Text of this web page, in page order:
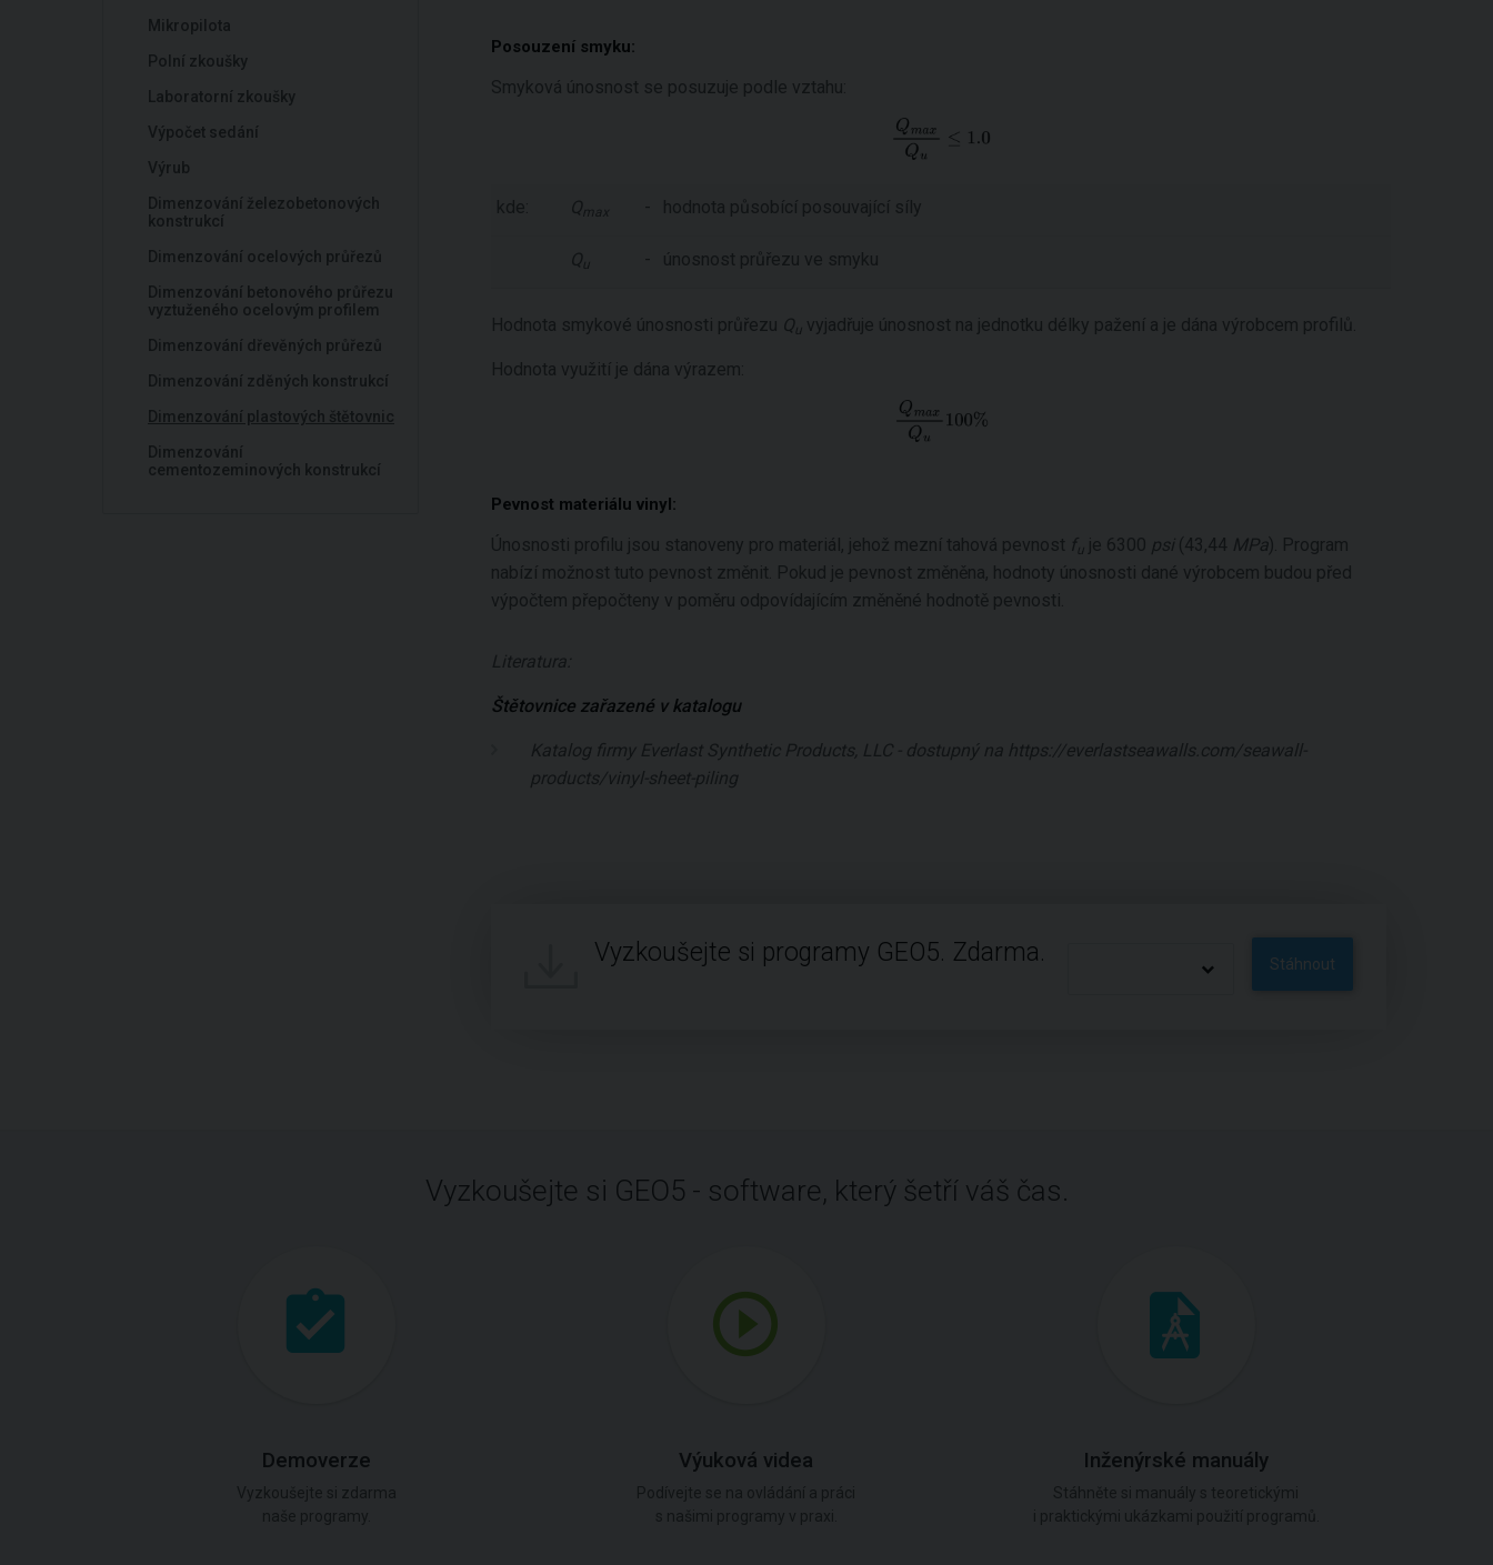
Mikropilota
Polní zkoušky
Laboratorní zkoušky
Výpočet sedání
Výrub
Dimenzování železobetonových
konstrukcí
Dimenzování ocelových průřezů
Dimenzování betonového průřezu
vyztuženého ocelovým profilem
Dimenzování dřevěných průřezů
Dimenzování zděných konstrukcí
Dimenzování plastových štětovnic
Dimenzování
cementozeminových konstrukcí
Posouzení smyku:
Smyková únosnost se posuzuje podle vztahu:
kde: Qmax - hodnota působící posouvající síly
Qu - únosnost průřezu ve smyku
Hodnota smykové únosnosti průřezu Qu vyjadřuje únosnost na jednotku délky pažení a je dána výrobcem profilů.
Hodnota využití je dána výrazem:
Pevnost materiálu vinyl:
Únosnosti profilu jsou stanoveny pro materiál, jehož mezní tahová pevnost fu je 6300 psi(43,44 MPa). Program
nabízí možnost tuto pevnost změnit. Pokud je pevnost změněna, hodnoty únosnosti dané výrobcem budou před
výpočtem přepočteny v poměru odpovídajícím změněné hodnotě pevnosti.
Literatura:
Štětovnice zařazené v katalogu
Katalog firmy Everlast Synthetic Products, LLC - dostupný na https://everlastseawalls.com/seawall-
products/vinyl-sheet-piling
Vyzkoušejte si programy GEO5. Zdarma. Stáhnout
Vyzkoušejte si GEO5 - software, který šetří váš čas.
Demoverze Výuková videa Inženýrské manuály